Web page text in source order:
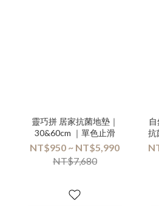
靈巧拼 居家抗菌地墊｜
30&60cm ｜單色止滑
NT$950 ~ NT$5,990
NT$7,680
抗